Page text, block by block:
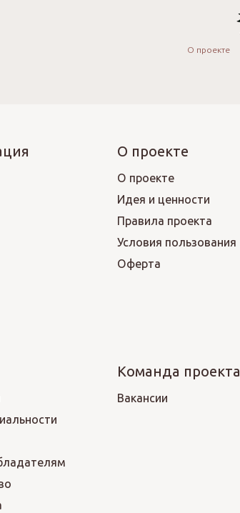
О проекте
О проекте
О проекте
Идея и ценности
Правила проекта
Условия пользования
Оферта
Команда проекта
Вакансии